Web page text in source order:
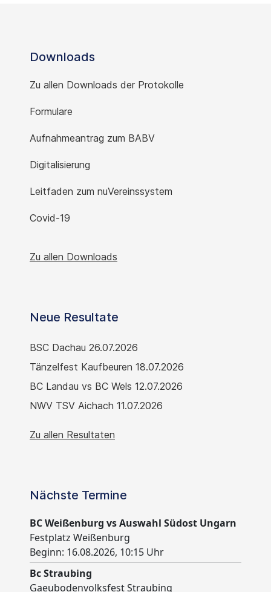
Downloads
Zu allen Downloads der Protokolle
Formulare
Aufnahmeantrag zum BABV
Digitalisierung
Leitfaden zum nuVereinssystem
Covid-19
Zu allen Downloads
Neue Resultate
BSC Dachau 26.07.2026
Tänzelfest Kaufbeuren 18.07.2026
BC Landau vs BC Wels 12.07.2026
NWV TSV Aichach 11.07.2026
Zu allen Resultaten
Nächste Termine